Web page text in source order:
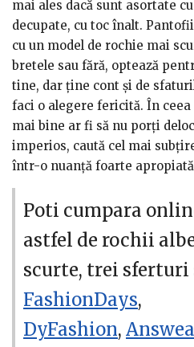
mai ales dacă sunt asortate
decupate, cu toc înalt.
cu un model de rochie mai
bretele sau fără, optează
tine, dar ţine cont şi de
faci o alegere fericită. În
mai bine ar fi să nu porţi
imperios, caută cel mai
într-o nuanţă foarte
Poti cumpara
astfel de rochii
scurte, trei sferturi
FashionDays,
DyFashion,